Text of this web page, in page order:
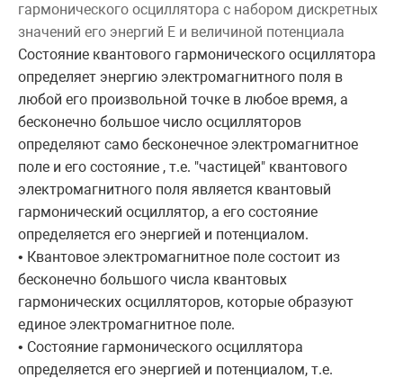
гармонического осциллятора с набором дискретных
значений его энергий E и величиной потенциала
Состояние квантового гармонического осциллятора
определяет энергию электромагнитного поля в
любой его произвольной точке в любое время, а
бесконечно большое число осцилляторов
определяют само бесконечное электромагнитное
поле и его состояние , т.е. "частицей" квантового
электромагнитного поля является квантовый
гармонический осциллятор, а его состояние
определяется его энергией и потенциалом.
• Квантовое электромагнитное поле состоит из
бесконечно большого числа квантовых
гармонических осцилляторов, которые образуют
единое электромагнитное поле.
• Состояние гармонического осциллятора
определяется его энергией и потенциалом, т.е.